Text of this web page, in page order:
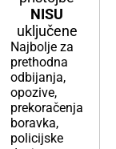
NISU
uključene
Najbolje za
prethodna
odbijanja,
opozive,
prekoračenja
boravka,
policijske